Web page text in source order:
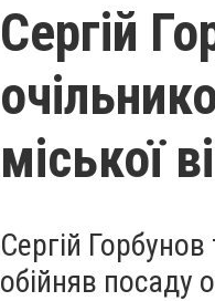
Сергій
міської
Сергій
обійняв посаду